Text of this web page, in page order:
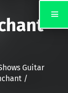
Guitar
/